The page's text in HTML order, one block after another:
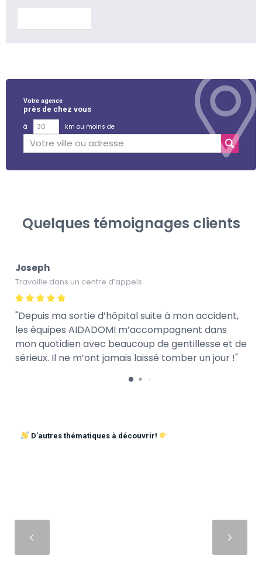
Votre agence
près de chez vous
à
km ou moins de
Quelques témoignages clients
Joseph
Travaille dans un centre d’appels
Depuis ma sortie d’hôpital suite à mon accident,
les équipes AIDADOMI m’accompagnent dans
mon quotidien avec beaucoup de gentillesse et de
sérieux. Il ne m’ont jamais laissé tomber un jour !
D’autres thématiques à découvrir!